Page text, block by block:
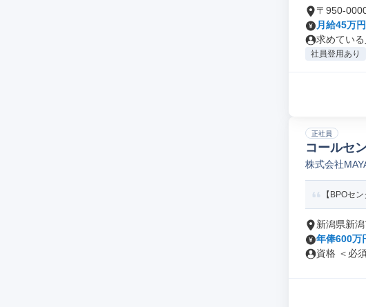
〒950-
月給45万
求めてい
社員登用あり
正社員
コールセ
株式会社
【BPOセ
新潟県新
年俸600万
資格 ＜必